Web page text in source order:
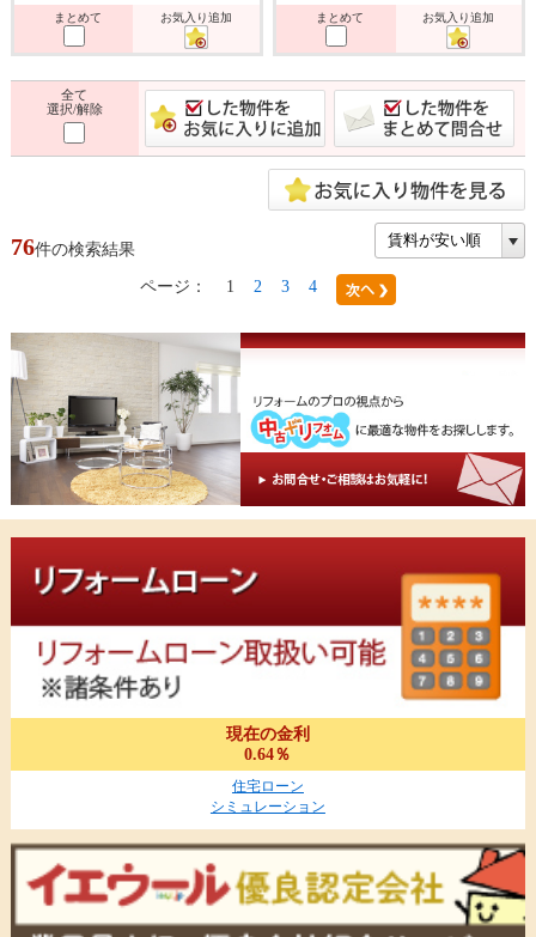
まとめて お気入り追加 まとめて お気入り追加
全て
選択/解除
76件の検索結果
ページ：
1 2 3 4
現在の金利
0.64％
住宅ローン
シミュレーション